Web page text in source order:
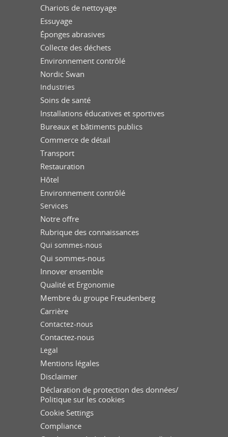
Chariots de nettoyage
Essuyage
Éponges abrasives
Collecte des déchets
Environnement contrôlé
Nordic Swan
Industries
Soins de santé
Installations éducatives et sportives
Bureaux et bâtiments publics
Commerce de détail
Transport
Restauration
Hôtel
Environnement contrôlé
Services
Notre offre
Rubrique des connaissances
Qui sommes-nous
Qui sommes-nous
Innover ensemble
Qualité et Ergonomie
Membre du groupe Freudenberg
Carrière
Contactez-nous
Contactez-nous
Legal
Mentions légales
Disclaimer
Déclaration de protection des données/
Politique sur les cookies
Cookie Settings
Compliance